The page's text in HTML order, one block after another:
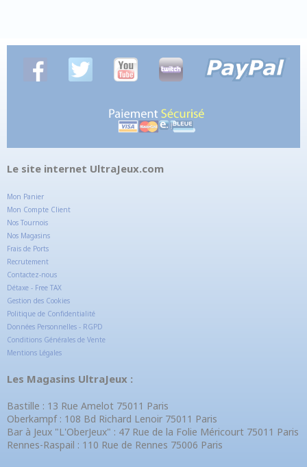
Le site internet UltraJeux.com
Mon Panier
Mon Compte Client
Nos Tournois
Nos Magasins
Frais de Ports
Recrutement
Contactez-nous
Détaxe - Free TAX
Gestion des Cookies
Politique de Confidentialité
Données Personnelles - RGPD
Conditions Générales de Vente
Mentions Légales
Les Magasins UltraJeux :
Bastille : 13 Rue Amelot 75011 Paris
Oberkampf : 108 Bd Richard Lenoir 75011 Paris
Bar à Jeux "L'OberJeux" : 47 Rue de la Folie Méricourt 75011 Paris
Rennes-Raspail : 110 Rue de Rennes 75006 Paris